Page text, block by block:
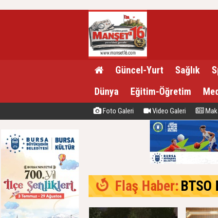
Güncel-Yurt Sağlık
Dünya
Eğitim-Öğretim
Foto Galeri Video Galeri
Flaş Haber:BTSO